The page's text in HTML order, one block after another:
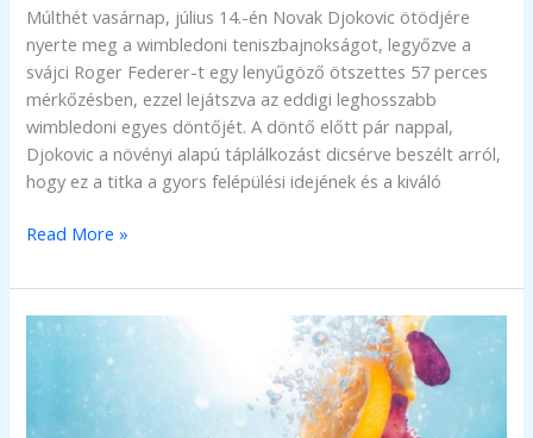
Múlthét vasárnap, július 14.-én Novak Djokovic ötödjére
nyerte meg a wimbledoni teniszbajnokságot, legyőzve a
svájci Roger Federer-t egy lenyűgöző ötszettes 57 perces
mérkőzésben, ezzel lejátszva az eddigi leghosszabb
wimbledoni egyes döntőjét. A döntő előtt pár nappal,
Djokovic a növényi alapú táplálkozást dicsérve beszélt arról,
hogy ez a titka a gyors felépülési idejének és a kiváló
Mi
a
növényi
miért
Read More »